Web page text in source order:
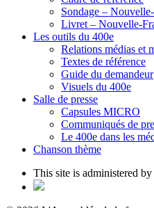
Sondage –
Livret – Nouvelle-
Les outils du 400e
Relations médias et
Textes de référence
Guide du demandeur
Visuels du 400e
Salle de presse
Capsules MICRO
Communiqués de
Le 400e dans les
Chanson thème
This site is administered by